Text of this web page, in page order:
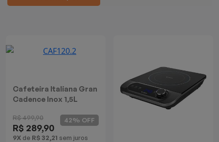
Cafeteira Italiana Gran
Cadence Inox 1,5L
R$ 499,90
R$ 289,90
9X de R$ 32,21 sem juros
42% OFF
Panelas Elétricas
Máquina de Waffle
Batedeiras